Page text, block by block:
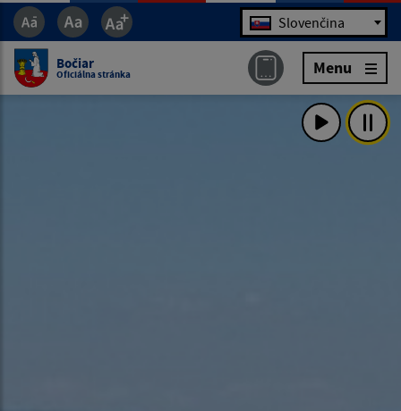
Jazyk Slovenčina
Bočiar
Oficiálna stránka Menu